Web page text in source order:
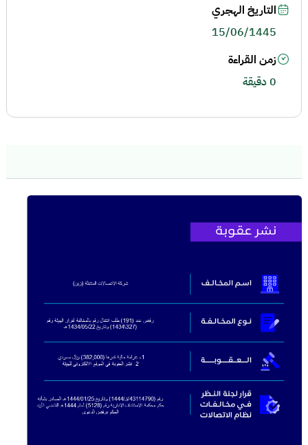
التاريخ الهجري
15/06/1445
زمن القراءة
0 دقيقة